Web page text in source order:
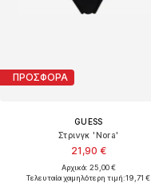
ΠΡΟΣΦΟΡΑ
GUESS
Στρινγκ 'Nora'
21,90 €
Αρχικά: 25,00 €
Τελευταία χαμηλότερη τιμή:19,71 €